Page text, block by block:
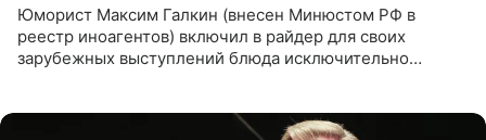
Юморист Максим Галкин (внесен Минюстом РФ в
реестр иноагентов) включил в райдер для своих
зарубежных выступлений блюда исключительно